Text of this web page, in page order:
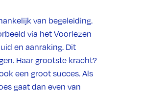
van begeleiding.
via het Voorlezen
en aanraking. Dit
Haar grootste kracht?
een groot succes. Als
gaat dan even van